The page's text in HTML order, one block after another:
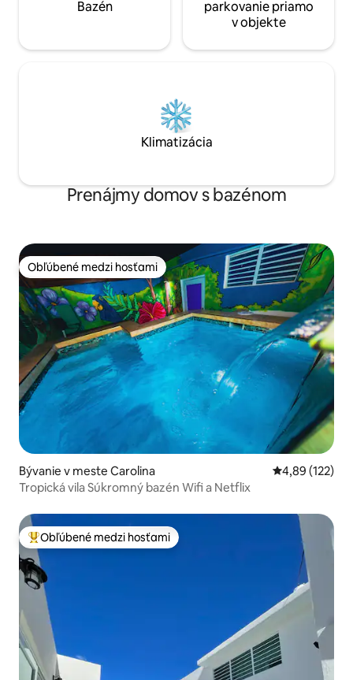
Bazén
parkovanie priamo
v objekte
Klimatizácia
Prenájmy domov s bazénom
Obľúbené medzi hosťami
Obľúbené medzi hosťami
Bývanie v meste Carolina Priemerné
4,89 (122)
Tropická vila Súkromný bazén Wifi a Netflix
Najobľúbenejšie medzi hosťami
Obľúbené medzi hosťami